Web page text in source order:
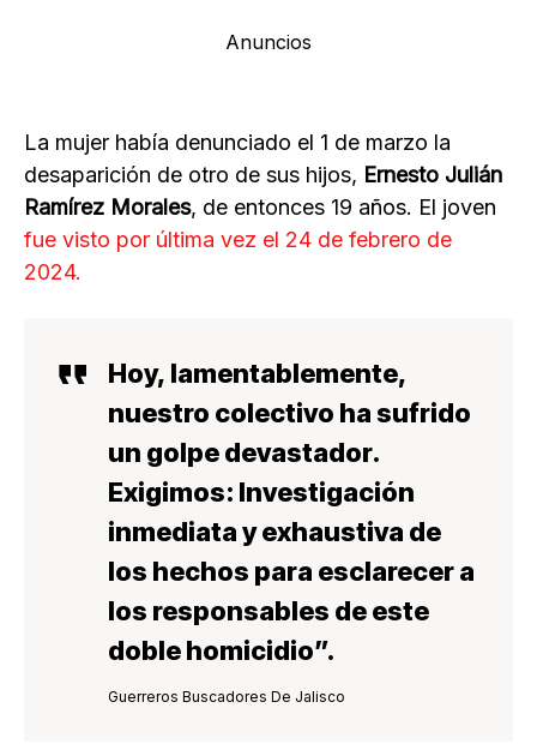
Anuncios
La mujer había denunciado el 1 de marzo la
desaparición de otro de sus hijos, Ernesto Julián
Ramírez Morales, de entonces 19 años. El joven
fue visto por última vez el 24 de febrero de
2024.
Hoy, lamentablemente,
nuestro colectivo ha sufrido
un golpe devastador.
Exigimos: Investigación
inmediata y exhaustiva de
los hechos para esclarecer a
los responsables de este
doblehomicidio”.
Guerreros Buscadores De Jalisco